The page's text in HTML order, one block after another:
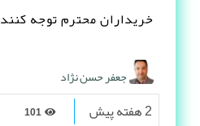
خریداران محترم توجه کنند
جعفر حسن نژاد
2 هفته پیش